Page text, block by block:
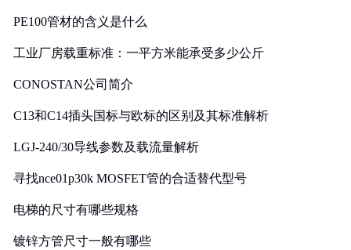
PE100管材的含义是什么
工业厂房载重标准：一平方米能承受多少公斤
CONOSTAN公司简介
C13和C14插头国标与欧标的区别及其标准解析
LGJ-240/30导线参数及载流量解析
寻找nce01p30k MOSFET管的合适替代型号
电梯的尺寸有哪些规格
镀锌方管尺寸一般有哪些